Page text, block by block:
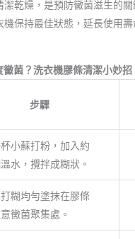
潔乾燥，是預防黴菌滋生的
機保持最佳狀態，延長使用
黴菌？洗衣機膠條清潔小妙招
步驟
小蘇打粉，加入約
水，攪拌成糊狀。
糊均勻塗抹在膠條
意黴菌聚集處。